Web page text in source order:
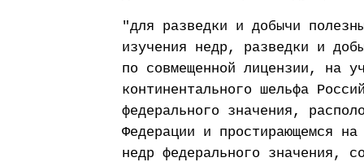
"для разведки и добычи
изучения недр, разведки и
по совмещенной лицензии, на
континентального шельфа
федерального значения,
Федерации и простирающемся
недр федерального значения,